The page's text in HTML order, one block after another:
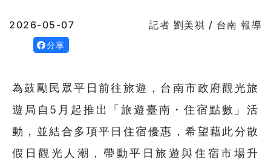
2026-05-07 記者 劉美祺 / 台南 報導
分享
為鼓勵民眾平日前往旅遊，台南市政府觀光旅
遊局自5月起推出「旅遊臺南・住宿點數」活
動，並結合多項平日住宿優惠，希望藉此分散
假日觀光人潮，帶動平日旅遊與住宿市場升